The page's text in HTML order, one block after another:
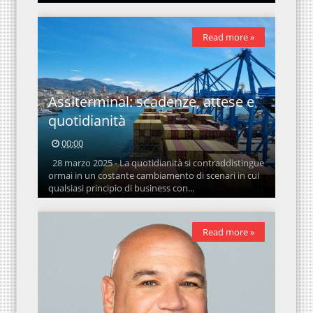
Assiterminal: scadenze, attese e
quotidianità
00:00
28 marzo 2025 - La quotidianità si contraddistingue
ormai in un costante cambiamento di scenari in cui
qualsiasi principio di business con...
Read more »
Read more »